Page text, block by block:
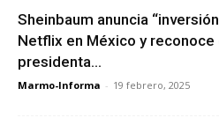
Sheinbaum anuncia
Netflix en México y
presidenta...
Marmo-Informa - 19 febrero, 2025